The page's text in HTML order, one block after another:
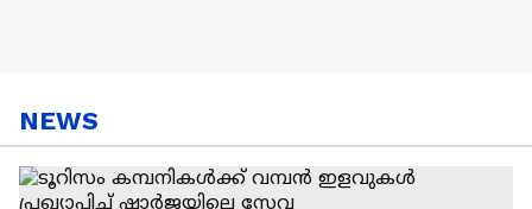
NEWS